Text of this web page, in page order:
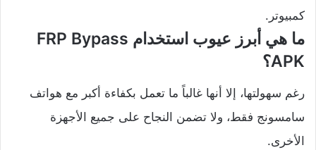
كمبيوتر.
ما هي أبرز عيوب استخدام FRP Bypass
APK؟
رغم سهولتها، إلا أنها غالباً ما تعمل بكفاءة أكبر مع هواتف
سامسونج فقط، ولا تضمن النجاح على جميع الأجهزة
الأخرى.